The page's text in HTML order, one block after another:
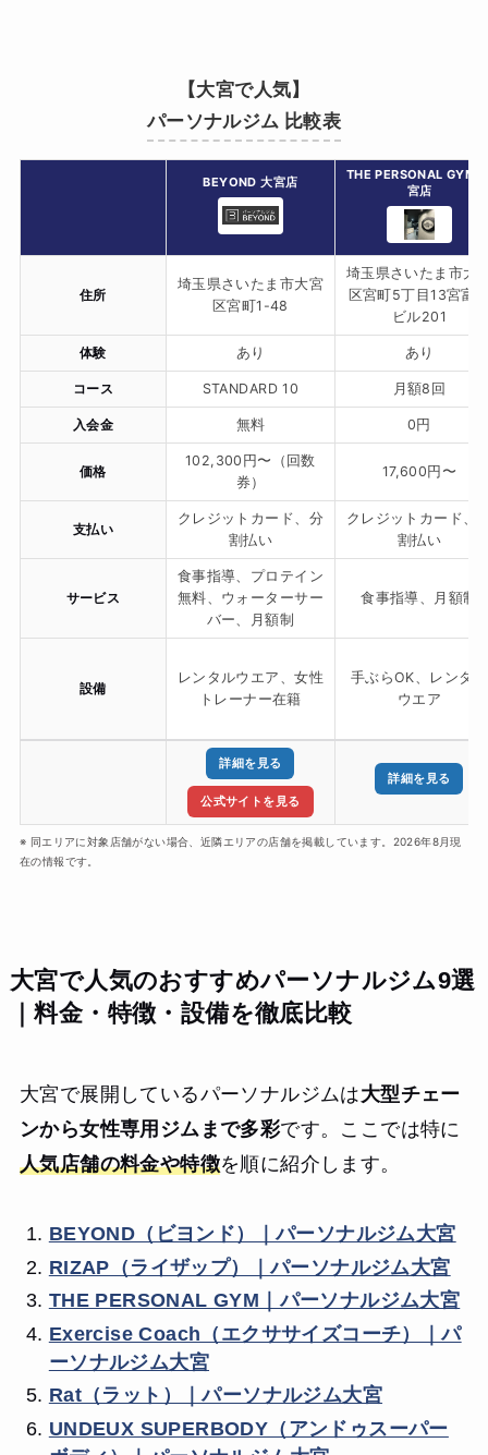
【大宮で人気】
パーソナルジム 比較表
BEYOND 大宮店
THE PERSONAL GYM
宮店
住所
埼玉県さいたま市大宮
区宮町1-48
埼玉県さいたま市大
区宮町5丁目13宮富
ビル201
体験 あり あり
コース STANDARD 10 月額8回
入会金 無料 0円
価格
102,300円〜（回数
券）
17,600円〜
支払い
クレジットカード、分
割払い
クレジットカード、
割払い
サービス
食事指導、プロテイン
無料、ウォーターサー
バー、月額制
食事指導、月額制
設備
レンタルウエア、女性
トレーナー在籍
手ぶらOK、レンタル
ウエア
詳細を見る
公式サイトを見る
詳細を見る
※ 同エリアに対象店舗がない場合、近隣エリアの店舗を掲載しています。2026年8月現
在の情報です。
大宮で人気のおすすめパーソナルジム9選
｜料金・特徴・設備を徹底比較
大宮で展開しているパーソナルジムは大型チェー
ンから女性専用ジムまで多彩です。ここでは特に
人気店舗の料金や特徴を順に紹介します。
BEYOND（ビヨンド）｜パーソナルジム大宮
RIZAP（ライザップ）｜パーソナルジム大宮
THE PERSONAL GYM｜パーソナルジム大宮
Exercise Coach（エクササイズコーチ）｜パ
ーソナルジム大宮
Rat（ラット）｜パーソナルジム大宮
UNDEUX SUPERBODY（アンドゥスーパー